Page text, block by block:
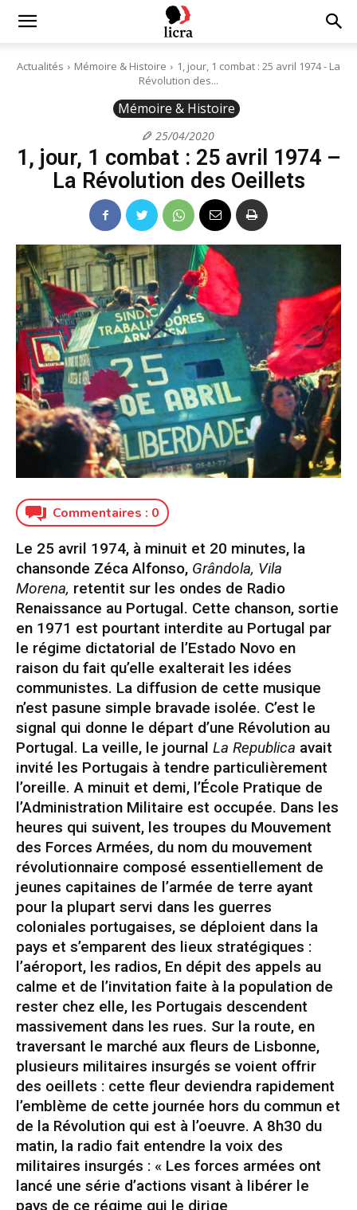
Licra
Antiraciste
1927
Actualités Mémoire & Histoire
1, jour, 1 combat : 25 avril 1974 - La
Révolution des...
Mémoire & Histoire
25/04/2020
1, jour, 1 combat : 25 avril 1974 –
La Révolution des Oeillets
Commentaires : 0
Le 25 avril 1974, à minuit et 20 minutes, la
chansonde Zéca Alfonso, Grândola, Vila
Morena, retentit sur les ondes de Radio
Renaissance au Portugal. Cette chanson, sortie
en 1971 est pourtant interdite au Portugal par
le régime dictatorial de l’Estado Novo en
raison du fait qu’elle exalterait les idées
communistes. La diffusion de cette musique
n’est pasune simple bravade isolée. C’est le
signal qui donne le départ d’une Révolution au
Portugal. La veille, le journal La Republica avait
invité les Portugais à tendre particulièrement
l’oreille. A minuit et demi, l’École Pratique de
l’Administration Militaire est occupée. Dans les
heures qui suivent, les troupes du Mouvement
des Forces Armées, du nom du mouvement
révolutionnaire composé essentiellement de
jeunes capitaines de l’armée de terre ayant
pour la plupart servi dans les guerres
coloniales portugaises, se déploient dans la
pays et s’emparent des lieux stratégiques :
l’aéroport, les radios, En dépit des appels au
calme et de l’invitation faite à la population de
rester chez elle, les Portugais descendent
massivement dans les rues. Sur la route, en
traversant le marché aux fleurs de Lisbonne,
plusieurs militaires insurgés se voient offrir
des oeillets : cette fleur deviendra rapidement
l’emblème de cette journée hors du commun et
de la Révolution qui est à l’oeuvre. A 8h30 du
matin, la radio fait entendre la voix des
militaires insurgés : « Les forces armées ont
lancé une série d’actions visant à libérer le
pays de ce régime qui le dirige